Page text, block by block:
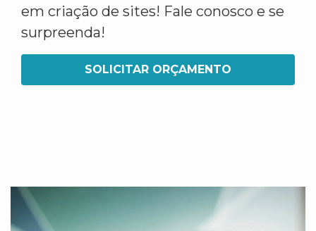
em criação de sites! Fale conosco e se
surpreenda!
SOLICITAR ORÇAMENTO